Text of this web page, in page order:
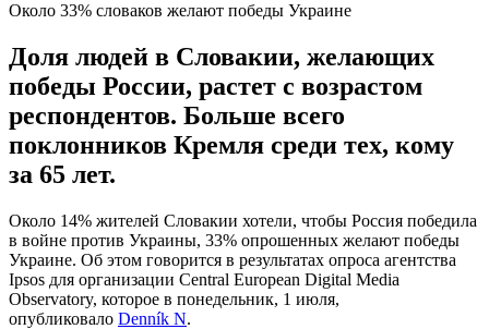
Около 33% словаков желают победы Украине
Доля людей в Словакии, желающих
победы России, растет с возрастом
респондентов. Больше всего
поклонников Кремля среди тех, кому
за 65 лет.
Около 14% жителей Словакии хотели, чтобы Россия победила
в войне против Украины, 33% опрошенных желают победы
Украине. Об этом говорится в результатах опроса агентства
Ipsos для организации Central European Digital Media
Observatory, которое в понедельник, 1 июля,
опубликовало Denník N.